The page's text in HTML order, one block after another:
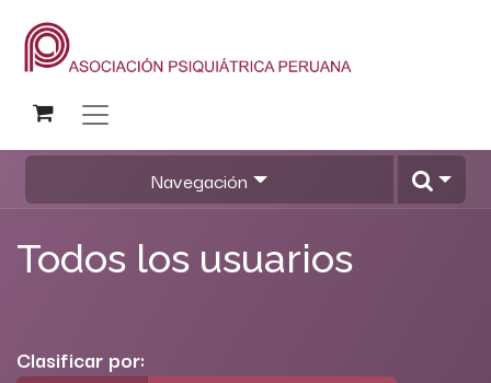
Navegación
Todos los usuarios
Clasificar por: